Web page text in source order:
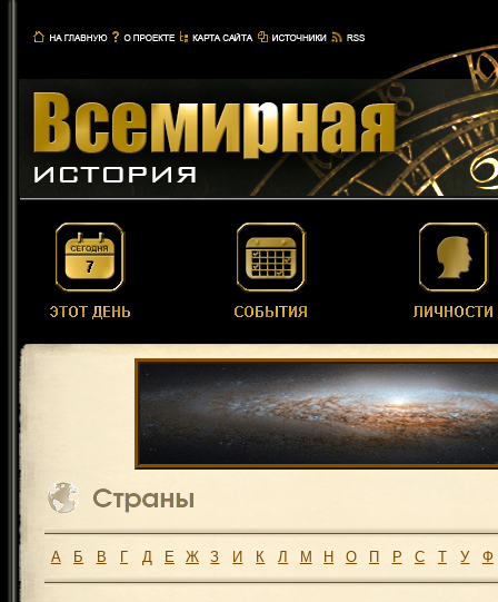
А Б В Г Д Е Ж З И К Л М Н О П Р С Т У Ф